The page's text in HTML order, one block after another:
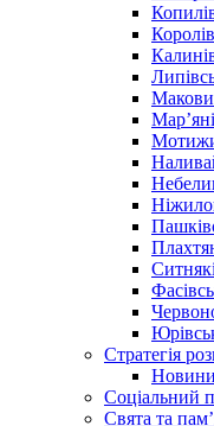
Стратегія
Новини
Соціальний
Свята та